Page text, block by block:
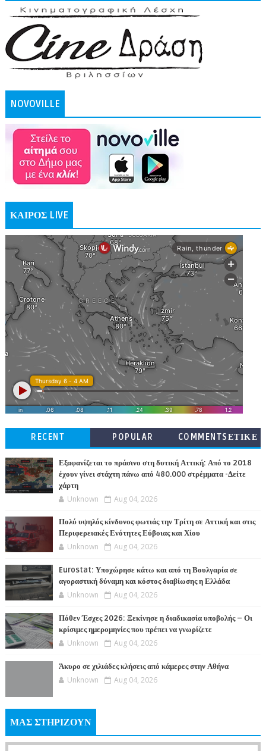
NOVOVILLE
ΚΑΙΡΟΣ LIVE
RECENT POPULAR
COMMENTSΕΤΙΚΕ
Εξαφανίζεται το πράσινο στη δυτική Αττική: Από το 2018
έχουν γίνει στάχτη πάνω από 480.000 στρέμματα -Δείτε
χάρτη
Unknown Aug 04, 2026
Πολύ υψηλός κίνδυνος φωτιάς την Τρίτη σε Αττική και στις
Περιφερειακές Ενότητες Εύβοιας και Χίου
Unknown Aug 04, 2026
Eurostat: Υποχώρησε κάτω και από τη Βουλγαρία σε
αγοραστική δύναμη και κόστος διαβίωσης η Ελλάδα
Unknown Aug 04, 2026
Πόθεν Έσχες 2026: Ξεκίνησε η διαδικασία υποβολής – Οι
κρίσιμες ημερομηνίες που πρέπει να γνωρίζετε
Unknown Aug 04, 2026
Άκυρο σε χιλιάδες κλήσεις από κάμερες στην Αθήνα
Unknown Aug 04, 2026
ΜΑΣ ΣΤΗΡΙΖΟΥΝ